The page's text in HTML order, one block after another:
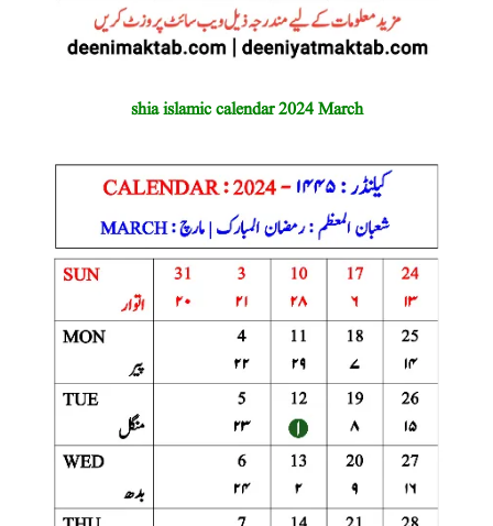
shia islamic calendar 2024 March